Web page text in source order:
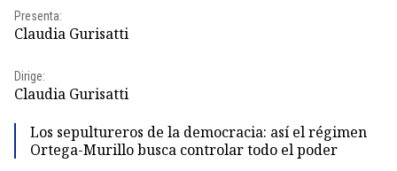
Presenta:
Claudia Gurisatti
Dirige:
Claudia Gurisatti
Los sepultureros de la democracia: así el régimen
Ortega-Murillo busca controlar todo el poder